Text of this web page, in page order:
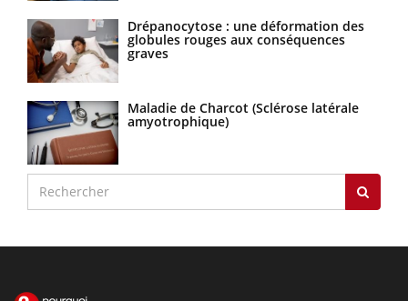
Drépanocytose : une déformation des
globules rouges aux conséquences
graves
Maladie de Charcot (Sclérose latérale
amyotrophique)